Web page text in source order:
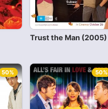
Trust the Man (2005)
50% 50%